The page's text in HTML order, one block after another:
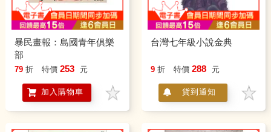
暴民畫報：島國青年俱樂
部
79 折 特價 253 元
加入購物車
台灣七年級小說金典
9 折 特價 288 元
貨到通知